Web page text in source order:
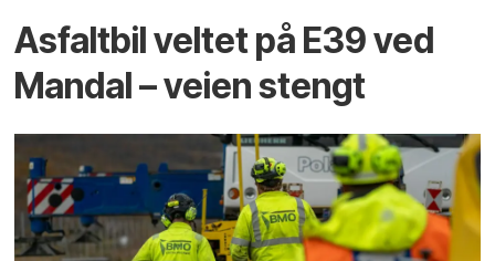
Asfaltbil veltet på E39 ved
Mandal – veien stengt